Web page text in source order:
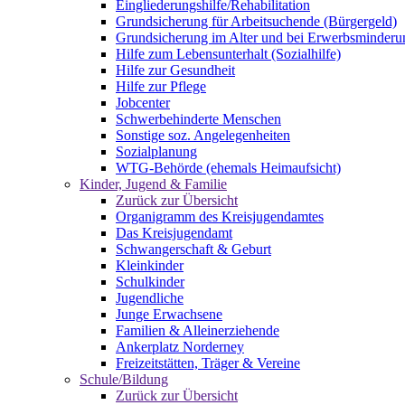
Eingliederungshilfe/Rehabilitation
Grundsicherung für Arbeitsuchende (Bürgergeld)
Grundsicherung im Alter und bei
Hilfe zum Lebensunterhalt (Sozialhilfe)
Hilfe zur Gesundheit
Hilfe zur Pflege
Jobcenter
Schwerbehinderte Menschen
Sonstige soz. Angelegenheiten
Sozialplanung
WTG-Behörde (ehemals Heimaufsicht)
Kinder, Jugend & Familie
Zurück zur Übersicht
Organigramm des Kreisjugendamtes
Das Kreisjugendamt
Schwangerschaft & Geburt
Kleinkinder
Schulkinder
Jugendliche
Junge Erwachsene
Familien & Alleinerziehende
Ankerplatz Norderney
Freizeitstätten, Träger & Vereine
Schule/Bildung
Zurück zur Übersicht